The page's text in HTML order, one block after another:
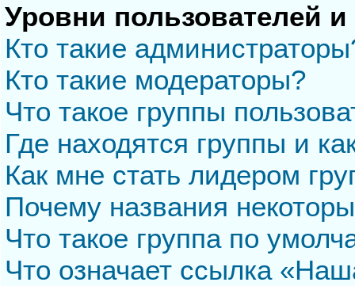
Уровни пользователей
Кто такие
Кто такие модераторы?
Что такое группы
Где находятся группы и
Как мне стать лидером
Почему названия
Что такое группа по
Что означает ссылка